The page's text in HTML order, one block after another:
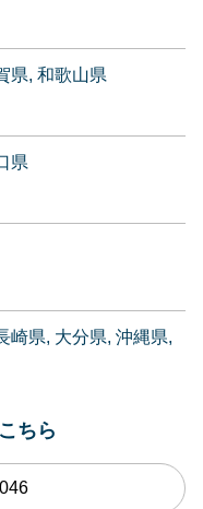
県 和歌山県
県
崎県 大分県 沖縄県
ちら